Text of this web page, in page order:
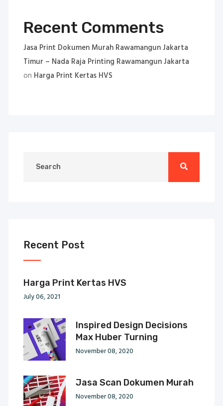
Recent Comments
Jasa Print Dokumen Murah Rawamangun Jakarta
Timur – Nada Raja Printing Rawamangun Jakarta
on Harga Print Kertas HVS
Recent Post
Harga Print Kertas HVS
July 06, 2021
Inspired Design Decisions
Max Huber Turning
November 08, 2020
Jasa Scan Dokumen Murah
November 08, 2020